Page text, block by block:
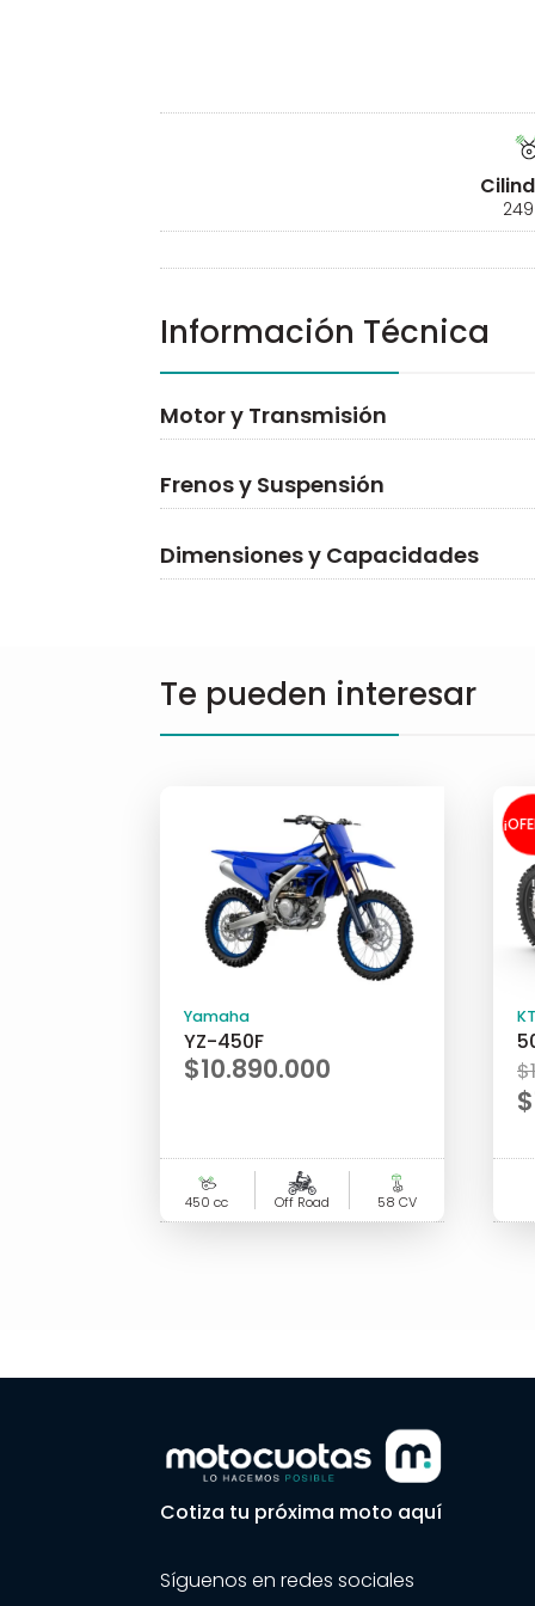
Información Técnica
Motor y Transmisión
Frenos y Suspensión
Dimensiones y Capacidades
Te pueden interesar
Yamaha
YZ-450F
$10.890.000
450 cc Off Road 58 CV
!
$
$
Cotiza tu próxima moto aquí
Síguenos en redes sociales